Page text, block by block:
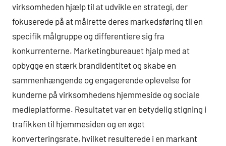
virksomheden hjælp til at udvikle en strategi, der
fokuserede på at målrette deres markedsføring til en
specifik målgruppe og differentiere sig fra
konkurrenterne. Marketingbureauet hjalp med at
opbygge en stærk brandidentitet og skabe en
sammenhængende og engagerende oplevelse for
kunderne på virksomhedens hjemmeside og sociale
medieplatforme. Resultatet var en betydelig stigning i
trafikken til hjemmesiden og en øget
konverteringsrate, hvilket resulterede i en markant